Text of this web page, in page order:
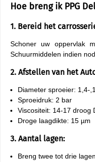
Hoe breng ik PPG
1. Bereid het
Schoner uw oppervlak
Schuurmiddelen indien
2. Afstellen van het
Diameter sproeier: 1,4-
Sproeidruk: 2 bar
Viscositeit: 14-17 droog
Droge laagdikte: 15 µm
3. Aantal lagen:
Breng twee tot drie